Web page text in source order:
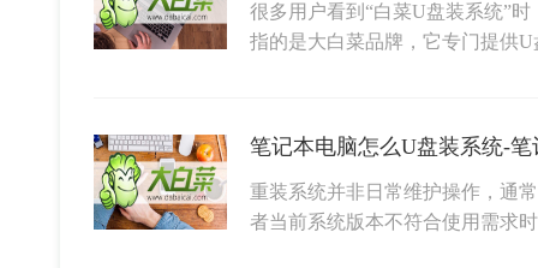
很多用户看到“白菜U盘装系统”
指的是大白菜品牌，它专门提供
笔记本电脑怎么U盘装系统-
重装系统并非日常维护操作，通
者当前系统版本不符合使用需求